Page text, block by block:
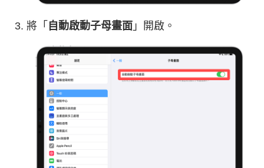
將「 自動啟動子母畫面 」開啟。